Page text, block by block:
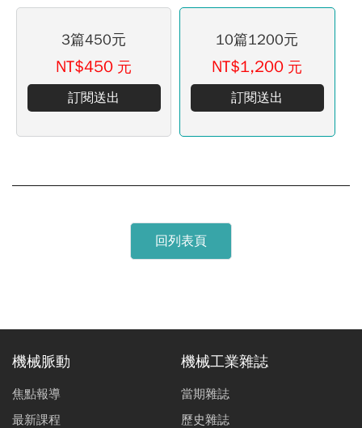
3篇450元
NT$450 元
訂閱送出
10篇1200元
NT$1,200 元
訂閱送出
回列表頁
機械脈動
焦點報導
最新課程
機械工業雜誌
當期雜誌
歷史雜誌